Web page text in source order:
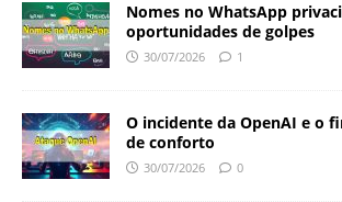
Nomes no WhatsApp
oportunidades de golpes
30/07/2026 1
O incidente da OpenAI e o
de conforto
30/07/2026 0